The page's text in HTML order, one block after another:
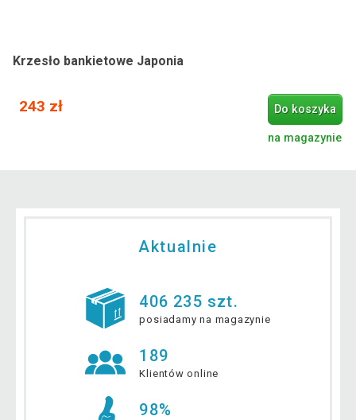
Krzesło bankietowe Japonia
243 zł Do koszyka
na magazynie
Aktualnie
406 235 szt.
posiadamy na magazynie
189
Klientów online
98%